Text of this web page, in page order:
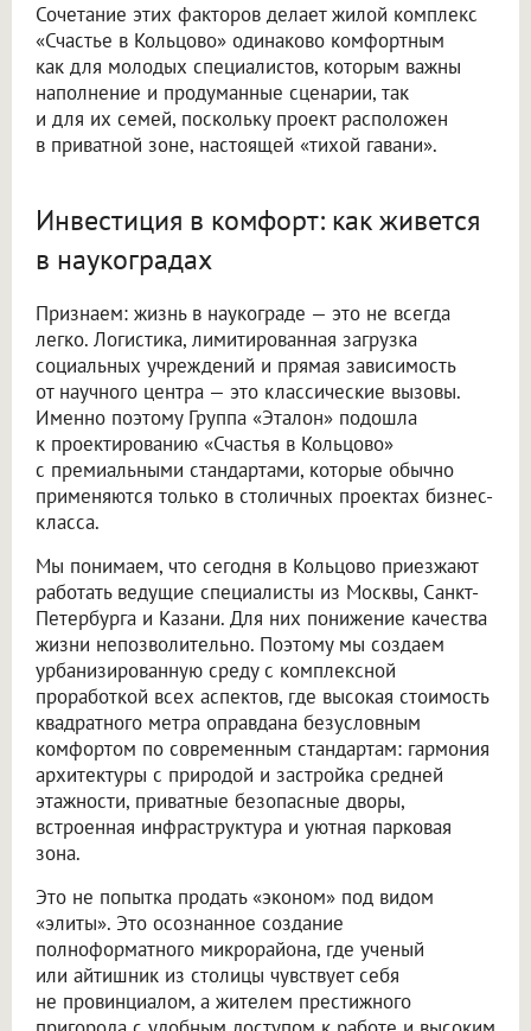
Сочетание этих факторов делает жилой комплекс
«Счастье в Кольцово» одинаково комфортным
как для молодых специалистов, которым важны
наполнение и продуманные сценарии, так
и для их семей, поскольку проект расположен
в приватной зоне, настоящей «тихой гавани».
Инвестиция в комфорт: как живется
в наукоградах
Признаем: жизнь в наукограде — это не всегда
легко. Логистика, лимитированная загрузка
социальных учреждений и прямая зависимость
от научного центра — это классические вызовы.
Именно поэтому Группа «Эталон» подошла
к проектированию «Счастья в Кольцово»
с премиальными стандартами, которые обычно
применяются только в столичных проектах бизнес-
класса.
Мы понимаем, что сегодня в Кольцово приезжают
работать ведущие специалисты из Москвы, Санкт-
Петербурга и Казани. Для них понижение качества
жизни непозволительно. Поэтому мы создаем
урбанизированную среду с комплексной
проработкой всех аспектов, где высокая стоимость
квадратного метра оправдана безусловным
комфортом по современным стандартам: гармония
архитектуры с природой и застройка средней
этажности, приватные безопасные дворы,
встроенная инфраструктура и уютная парковая
зона.
Это не попытка продать «эконом» под видом
«элиты». Это осознанное создание
полноформатного микрорайона, где ученый
или айтишник из столицы чувствует себя
не провинциалом, а жителем престижного